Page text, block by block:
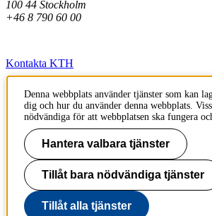
100 44 Stockholm
+46 8 790 60 00
Kontakta KTH
Jobba på KTH
Press och media
Faktura och betalning KTH
Om KTH:s webbplatser
Tillgänglighetsredogörelse
Denna webbplats använder tjänster som kan
dig och hur du använder denna webbplats.
nödvändiga för att webbplatsen ska fungera
Hantera valbara tjänster
Tillåt bara nödvändiga tjänster
Tillåt alla tjänster